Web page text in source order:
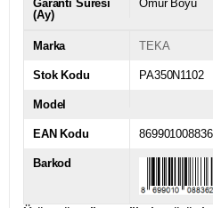
Garanti Süresi
(Ay)
Ömür Boyu
Marka TEKA
Stok Kodu PA350N1102
Model
EAN Kodu
Barkod